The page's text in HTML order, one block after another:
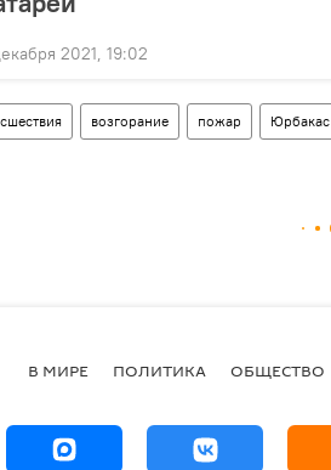
2021, 19:02
возгорание пожар Юрбакас
В МИРЕ ПОЛИТИКА ОБЩЕСТВО